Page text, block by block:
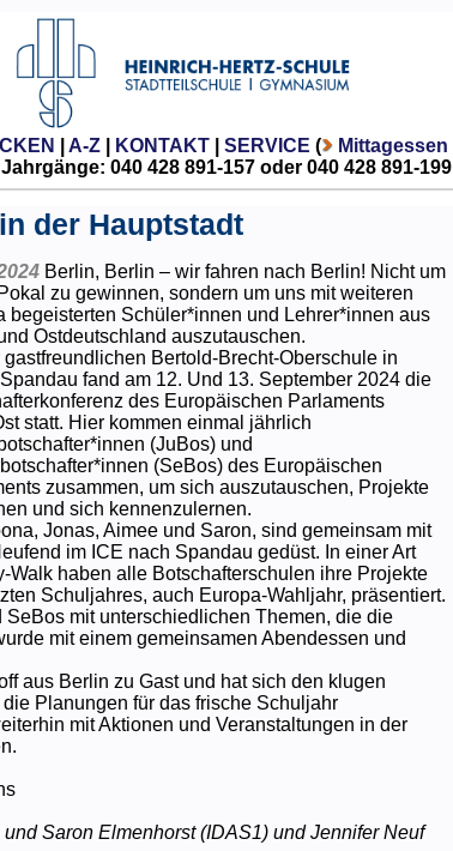
A-Z| KONTAKT| SERVICE ( Mittagessen
040 428 891-157 oder 040 428 891-199
der Hauptstadt
Berlin, Berlin – wir fahren nach Berlin! Nicht um
zu gewinnen, sondern um uns mit weiteren
begeisterten Schüler*innen und Lehrer*innen aus
Ostdeutschland auszutauschen.
gastfreundlichen Bertold-Brecht-Oberschule in
fand am 12. Und 13. September 2024 die
des Europäischen Parlaments
statt. Hier kommen einmal jährlich
(JuBos) und
(SeBos) des Europäischen
zusammen, um sich auszutauschen, Projekte
und sich kennenzulernen.
Jonas, Aimee und Saron, sind gemeinsam mit
im ICE nach Spandau gedüst. In einer Art
Walk haben alle Botschafterschulen ihre Projekte
Schuljahres, auch Europa-Wahljahr, präsentiert.
mit unterschiedlichen Themen, die die
mit einem gemeinsamen Abendessen und
aus Berlin zu Gast und hat sich den klugen
Planungen für das frische Schuljahr
mit Aktionen und Veranstaltungen in der
Saron Elmenhorst (IDAS1) und Jennifer Neuf